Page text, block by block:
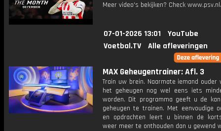
Meer video's bekijken? Check
07-01-2026 13:01
YouTube
Voetbal.TV
Alle afleveringen
MAX Geheugentrainer: Afl. 3
Train uw brein. Naarmate iemand ouder
het geheugen nog wel eens iets
worden. Dit programma geeft u de
geheugen te trainen. Met eenvoudige
en opdrachten leert u binnen de
weer meer te onthouden dan u gewend